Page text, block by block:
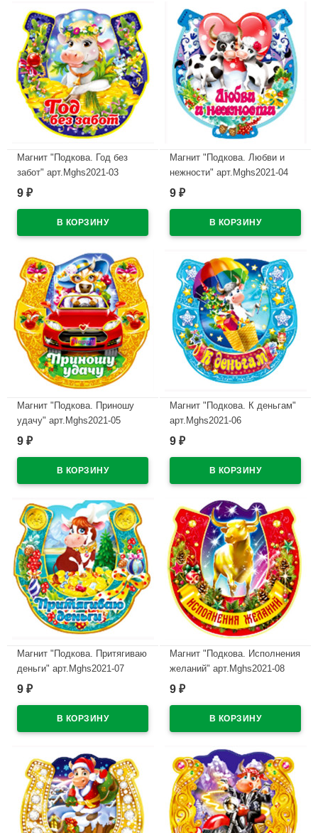
Магнит "Подкова. Год без
забот" арт.Mghs2021-03
9 ₽
Магнит "Подкова. Любви и
нежности" арт.Mghs2021-04
9 ₽
Магнит "Подкова. Приношу
удачу" арт.Mghs2021-05
9 ₽
Магнит "Подкова. К деньгам"
арт.Mghs2021-06
9 ₽
Магнит "Подкова. Притягиваю
деньги" арт.Mghs2021-07
9 ₽
Магнит "Подкова. Исполнения
желаний" арт.Mghs2021-08
9 ₽